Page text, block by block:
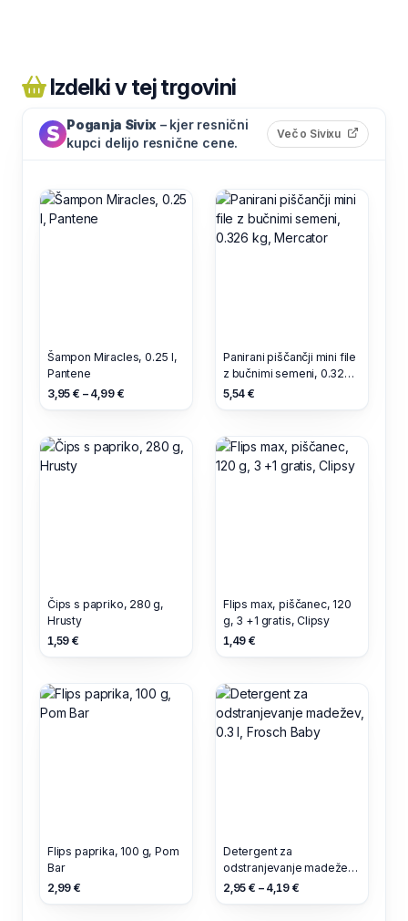
Izdelki v tej trgovini
Poganja Sivix – kjer resnični
kupci delijo resnične cene.
Več o Sivixu (odpre
Šampon Miracles, 0.25 l,
Pantene
3,95 € – 4,99 €
Panirani piščančji mini file
z bučnimi semeni, 0.326
kg, Mercator
5,54 €
Čips s papriko, 280 g,
Hrusty
1,59 €
Flips max, piščanec, 120
g, 3 +1 gratis, Clipsy
1,49 €
Flips paprika, 100 g, Pom
Bar
2,99 €
Detergent za
odstranjevanje madežev,
0.3 l, Frosch Baby
2,95 € – 4,19 €